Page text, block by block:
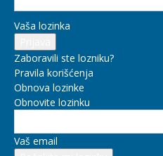
Vaša lozinka
Zaboravili ste lozniku?
Pravila korišćenja
Obnova lozinke
Obnovite lozinku
Vaš email